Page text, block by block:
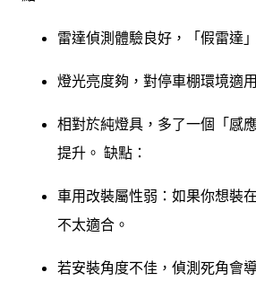
雷達偵測體驗良好，「假雷達
燈光亮度夠，對停車棚環境適
相對於純燈具，多了一個「感
提升。 缺點：
車用改裝屬性弱：如果你想裝
不太適合。
若安裝角度不佳，偵測死角會